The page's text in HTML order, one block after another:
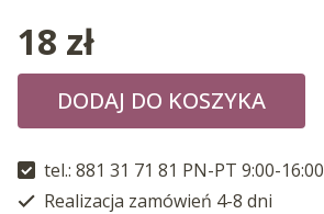
18 zł
DODAJ DO KOSZYKA
tel.: 881 31 71 81 PN-PT 9:00-16:00
Realizacja zamówień 4-8 dni